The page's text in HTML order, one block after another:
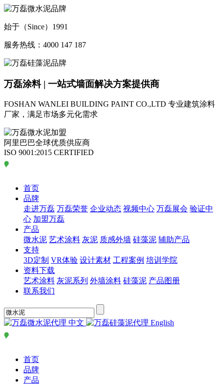
始于（Since）1991
服务热线：4000 147 187
万磊涂料 | 一站式墙面解决方案提供商
FOSHAN WANLEI BUILDING PAINT CO.,LTD 专业建筑涂料
厂家，满足市场多元化需求
阿里巴巴全球优质供应商
ISO 9001:2015 CERTIFIED
首页
品牌
走进万磊 万磊荣誉 企业动态 视频中心 万磊展会 验证中
心 加盟万磊
产品
微水泥 艺术涂料 灰泥 质感外墙 硅藻泥 辅助产品
支持
3D定制 VR体验 设计素材 工程案例 培训学院
资料下载
艺术涂料 灰泥系列 外墙涂料 硅藻泥 产品图册
联系我们
中文 English
首页
品牌
产品